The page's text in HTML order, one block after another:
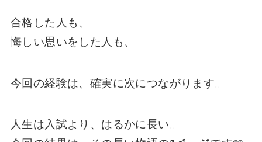
合格した人も、
悔しい思いをした人も、
今回の経験は、確実に次につながります。
人生は入試より、はるかに長い。